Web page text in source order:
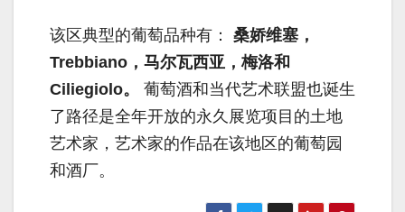
该区典型的葡萄品种有： 桑娇维塞，
Trebbiano，马尔瓦西亚，梅洛和
Ciliegiolo。
葡萄酒和当代艺术联盟也诞生
了路径是全年开放的永久展览项目的土地
艺术家，艺术家的作品在该地区的葡萄园
和酒厂。